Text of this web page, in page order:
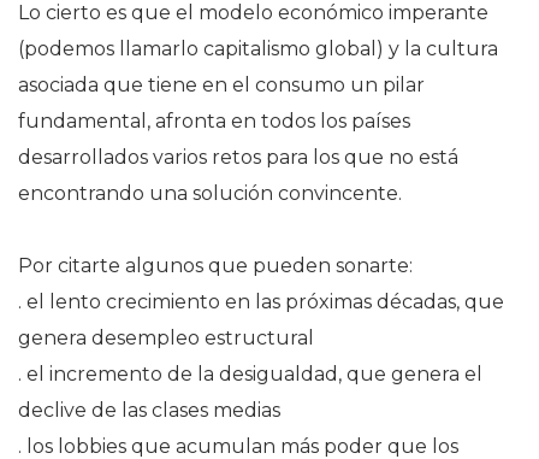
Lo cierto es que el modelo económico imperante
(podemos llamarlo capitalismo global) y la cultura
asociada que tiene en el consumo un pilar
fundamental, afronta en todos los países
desarrollados varios retos para los que no está
encontrando una solución convincente.
Por citarte algunos que pueden sonarte:
. el lento crecimiento en las próximas décadas, que
genera desempleo estructural
. el incremento de la desigualdad, que genera el
declive de las clases medias
. los lobbies que acumulan más poder que los